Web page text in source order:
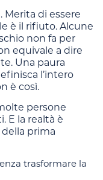
Merita di essere
è il rifiuto. Alcune
non fa per
equivale a dire
Una paura
l’intero
è così.
persone
E la realtà è
prima
trasformare la